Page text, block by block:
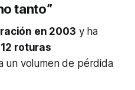
tanto”
en 2003 y ha
roturas
un volumen de pérdida